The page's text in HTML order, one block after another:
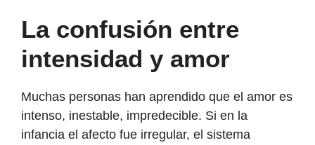
La confusión entre
intensidad y amor
Muchas personas han aprendido que el amor es
intenso, inestable, impredecible. Si en la
infancia el afecto fue irregular, el sistema